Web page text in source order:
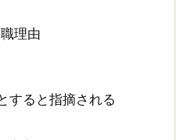
理由
すると指摘される